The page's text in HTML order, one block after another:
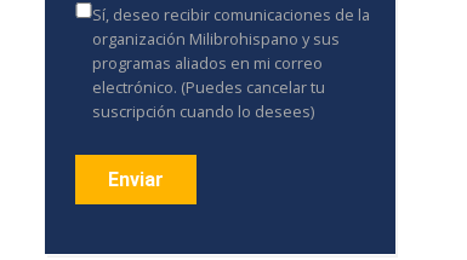
Sí, deseo recibir comunicaciones de la
organización Milibrohispano y sus
programas aliados en mi correo
electrónico. (Puedes cancelar tu
suscripción cuando lo desees)